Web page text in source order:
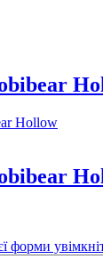
форми